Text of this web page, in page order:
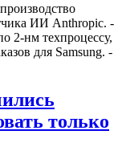
ИИ Anthropic. -
2-нм техпроцессу,
для Samsung. -
только